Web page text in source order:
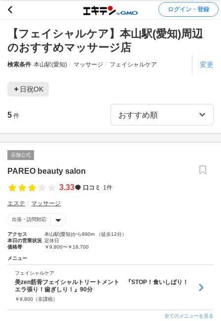
ログイン・登録
【フェイシャルケア】本山駅(愛知)周辺
のおすすめマッサージ店
検索条件 本山駅(愛知) マッサージ フェイシャルケア 変更
日祝OK
5 件
店舗公式
PAREO beauty salon
3.33
口コミ 1件
エステ マッサージ
出張・訪問対応
アクセス
本山駅(愛知)から890m （徒歩12分）
本日の営業状況 定休日
価格帯
￥9,800〜￥18,700
メニュー
フェイシャルケア
美zen筋骨フェイシャルトリートメント 『STOP！食いしばり！
エラ張り！歯ぎしり！』90分
￥9,800 （非課税）
全てのメニューを見る